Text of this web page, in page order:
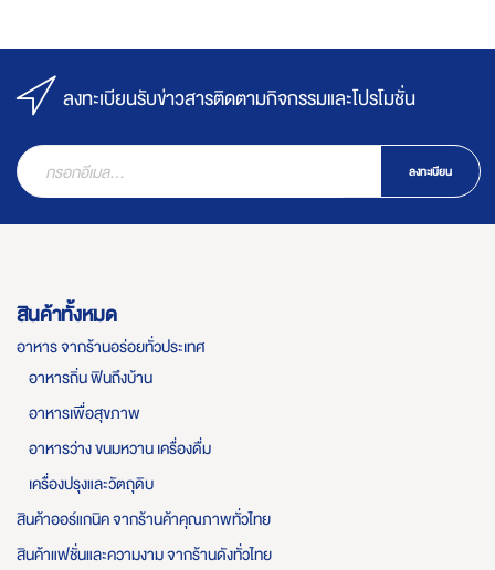
ลงทะเบียนรับข่าวสารติดตามกิจกรรมและโปรโมชั่น
ลงทะเบียน
สินค้าทั้งหมด
อาหาร จากร้านอร่อยทั่วประเทศ
อาหารถิ่น ฟินถึงบ้าน
อาหารเพื่อสุขภาพ
อาหารว่าง ขนมหวาน เครื่องดื่ม
เครื่องปรุงและวัตถุดิบ
สินค้าออร์แกนิค จากร้านค้าคุณภาพทั่วไทย
สินค้าแฟชั่นและความงาม จากร้านดังทั่วไทย